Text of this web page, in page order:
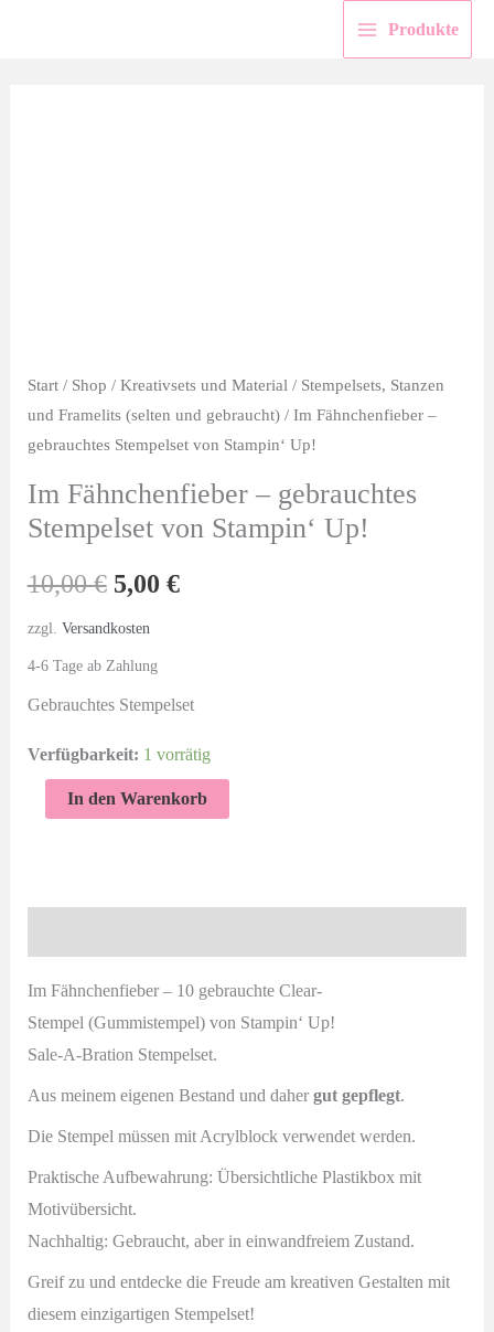
Produkte
Start/ Shop / Kreativsets und Material/ Stempelsets, Stanzen
und Framelits (selten und gebraucht)/ Im Fähnchenfieber –
gebrauchtes Stempelset von Stampin‘ Up!
Im Fähnchenfieber – gebrauchtes
Stempelset von Stampin‘ Up!
10,00€ Ursprünglicher
Preis
war:
5,00 €Aktueller
zzgl. Versandkosten
4-6 Tage ab Zahlung
Gebrauchtes Stempelset
Verfügbarkeit: 1 vorrätig
von
Stampin'
Up!
Menge
In den Warenkorb
Im Fähnchenfieber – 10 gebrauchte Clear-
Stempel (Gummistempel) von Stampin‘ Up!
Sale-A-Bration Stempelset.
Aus meinem eigenen Bestand und daher gut gepflegt.
Die Stempel müssen mit Acrylblock verwendet werden.
Praktische Aufbewahrung: Übersichtliche Plastikbox mit
Motivübersicht.
Nachhaltig: Gebraucht, aber in einwandfreiem Zustand.
Greif zu und entdecke die Freude am kreativen Gestalten mit
diesem einzigartigen Stempelset!